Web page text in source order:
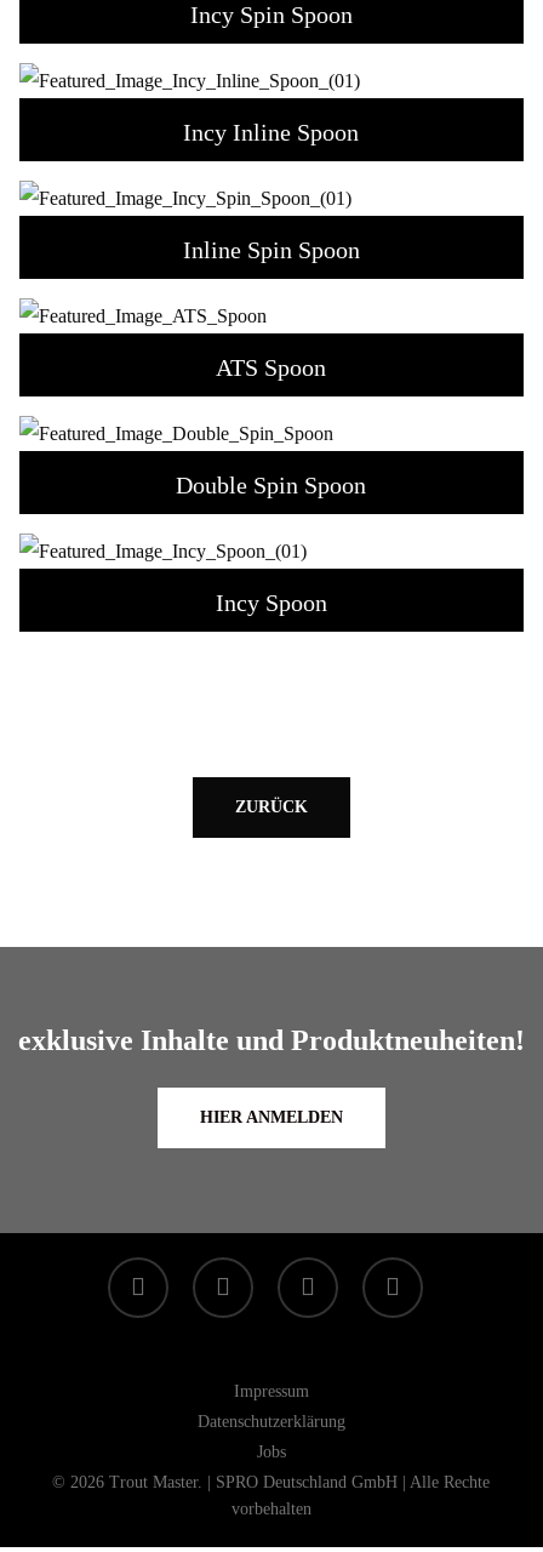
Incy Spin Spoon
Incy Inline Spoon
Inline Spin Spoon
ATS Spoon
Double Spin Spoon
Incy Spoon
ZURÜCK
exklusive Inhalte und Produktneuheiten!
HIER ANMELDEN
facebook linkedin youtube instagram
Impressum
Datenschutzerklärung
Jobs
© 2026 Trout Master. | SPRO Deutschland GmbH | Alle Rechte
vorbehalten